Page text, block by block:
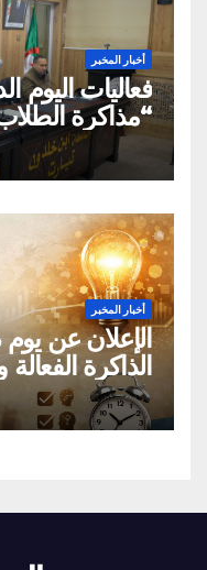
أخبار المخبر
فعاليات اليوم
“مذاكرة
العلمية
أخبار المخبر
الإعلان عن
الذاكرة
القراءة